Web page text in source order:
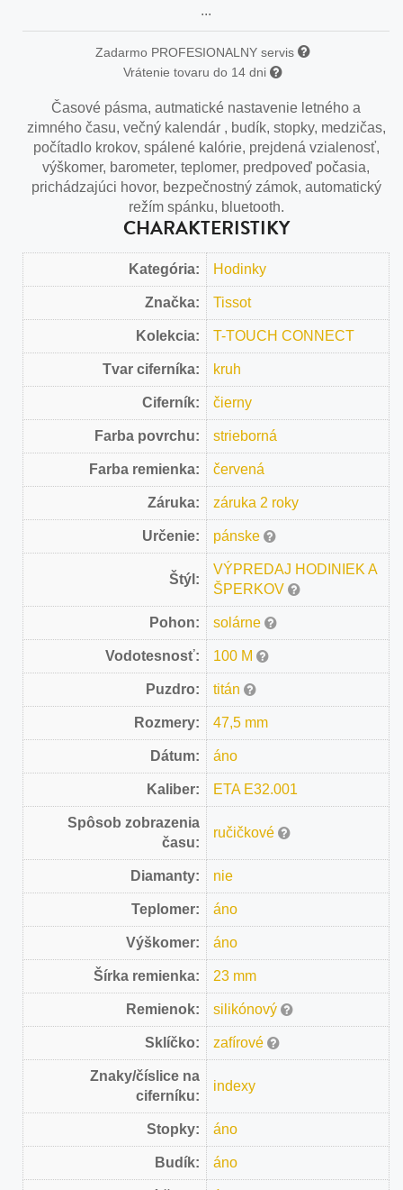
...
Zadarmo PROFESIONALNY servis
Vrátenie tovaru do 14 dni
Časové pásma, autmatické nastavenie letného a
zimného času, večný kalendár , budík, stopky, medzičas,
počítadlo krokov, spálené kalórie, prejdená vzialenosť,
výškomer, barometer, teplomer, predpoveď počasia,
prichádzajúci hovor, bezpečnostný zámok, automatický
režím spánku, bluetooth.
CHARAKTERISTIKY
Kategória: Hodinky
Značka: Tissot
Kolekcia: T-TOUCH CONNECT
Tvar ciferníka: kruh
Ciferník: čierny
Farba povrchu: strieborná
Farba remienka: červená
Záruka: záruka 2 roky
Určenie: pánske
Štýl:
VÝPREDAJ HODINIEK A
ŠPERKOV
Pohon: solárne
Vodotesnosť: 100 M
Puzdro: titán
Rozmery: 47,5 mm
Dátum: áno
Kaliber: ETA E32.001
Spôsob zobrazenia
času:
ručičkové
Diamanty: nie
Teplomer: áno
Výškomer: áno
Šírka remienka: 23 mm
Remienok: silikónový
Sklíčko: zafírové
Znaky/číslice na
ciferníku:
indexy
Stopky: áno
Budík: áno